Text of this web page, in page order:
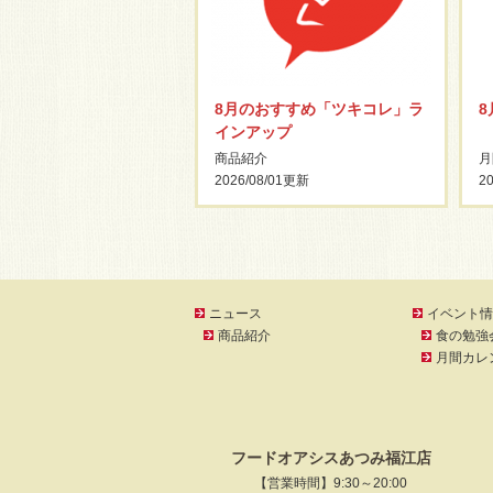
8月のおすすめ「ツキコレ」ラ
インアップ
商品紹介
2026/08/01 更新
8
ニュース
商品紹介
イベント
食の勉強
月間カレ
フードオアシスあつみ福江店
【営業時間】9:30～20:00